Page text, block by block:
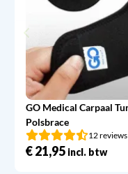
GO Medical Carpaal
Polsbrace
12 reviews
€21,95 incl. btw